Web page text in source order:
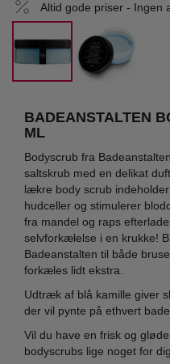
Altid gode priser - Ingen
BADEANSTALTEN
ML
Bodyscrub fra
saltskrub med en delikat
lækre body scrub
hudceller og stimulerer
fra mandel og raps
selvforkælelse i en krukke!
Badeanstalten til både
forkæles lidt ekstra.
Udtræk af blå kamille giver
der vil pynte på ethvert
Vil du have en frisk og
bodyscrubs lige noget for